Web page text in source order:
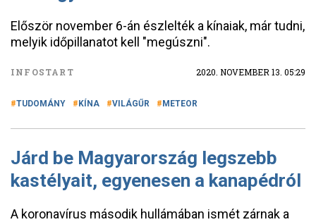
Először november 6-án észlelték a kínaiak, már tudni,
melyik időpillanatot kell "megúszni".
INFOSTART 2020. NOVEMBER 13. 05:29
TUDOMÁNY KÍNA VILÁGŰR METEOR
Járd be Magyarország legszebb
kastélyait, egyenesen a kanapédról
A koronavírus második hullámában ismét zárnak a